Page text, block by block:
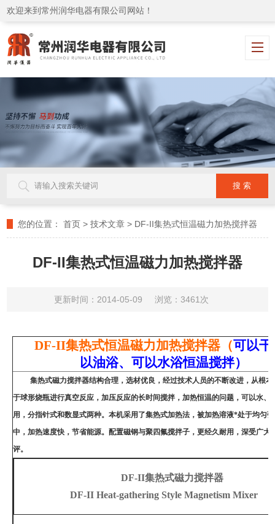
欢迎来到常州润华电器有限公司网站！
您的位置： 首页 >技术文章 > DF-II集热式恒温磁力加热搅拌器
DF-II集热式恒温磁力加热搅拌器
更新时间：2014-05-09 浏览：3461次
DF-II集热式恒温磁力加热搅拌器（可以
以油浴、可以水浴恒温搅拌）
集热式磁力搅拌器结构合理，选材优良，经过技术人员的不断改进，从根
于球形烧瓶进行真空反应，加压反应的长时间搅拌，加热恒温的问题，可以水、
用，分指针式和数显式两种。本机采用了集热式加热法，被加热溶液*处于均匀
中，加热速度快，节省能源。配置磁钢与聚四氟搅拌子，更经久耐用，深受广大
评。
DF-II集热式磁力搅拌器
DF-II Heat-gathering Style Magnetism Mixer